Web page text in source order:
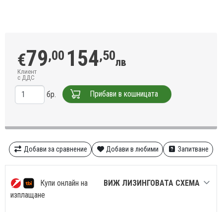
€79,00 154,50лв
Клиент
с ДДС
бр. Прибави в кошницата
Добави за сравнение Добави в любими Запитване
Купи онлайн на
изплащане
ВИЖ ЛИЗИНГОВАТА СХЕМА